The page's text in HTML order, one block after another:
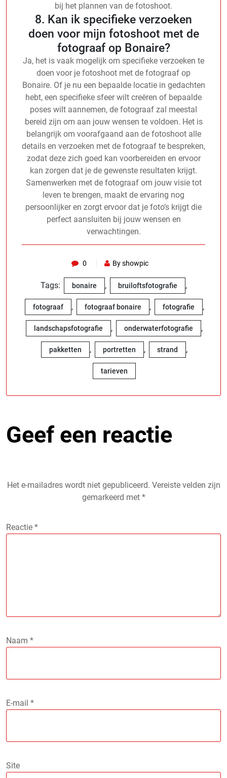
bij het plannen van de fotoshoot.
8. Kan ik specifieke verzoeken
doen voor mijn fotoshoot met de
fotograaf op Bonaire?
Ja, het is vaak mogelijk om specifieke verzoeken te
doen voor je fotoshoot met de fotograaf op
Bonaire. Of je nu een bepaalde locatie in gedachten
hebt, een specifieke sfeer wilt creëren of bepaalde
poses wilt aannemen, de fotograaf zal meestal
bereid zijn om aan jouw wensen te voldoen. Het is
belangrijk om voorafgaand aan de fotoshoot alle
details en verzoeken met de fotograaf te bespreken,
zodat deze zich goed kan voorbereiden en ervoor
kan zorgen dat je de gewenste resultaten krijgt.
Samenwerken met de fotograaf om jouw visie tot
leven te brengen, maakt de ervaring nog
persoonlijker en zorgt ervoor dat je foto’s krijgt die
perfect aansluiten bij jouw wensen en
verwachtingen.
0 By showpic
Tags: bonaire , bruiloftsfotografie ,
fotograaf , fotograaf bonaire , fotografie ,
landschapsfotografie , onderwaterfotografie ,
pakketten , portretten , strand ,
tarieven
Geef een reactie
Het e-mailadres wordt niet gepubliceerd. Vereiste velden zijn
gemarkeerd met *
Reactie *
Naam *
E-mail *
Site